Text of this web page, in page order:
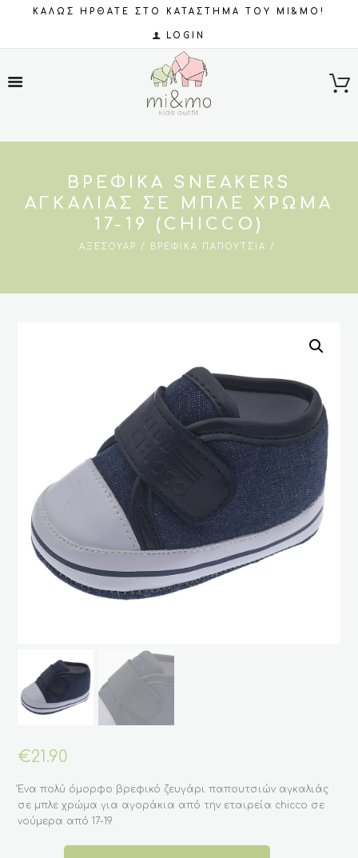
ΚΑΛΩΣ ΗΡΘΑΤΕ ΣΤΟ ΚΑΤΑΣΤΗΜΑ ΤΟΥ MI&MO!
LOGIN
ΒΡΕΦΙΚΆ SNEAKERS
ΑΓΚΑΛΙΆΣ ΣΕ ΜΠΛΕ ΧΡΏΜΑ
17-19 (CHICCO)
ΑΞΕΣΟΥΆΡ ΒΡΕΦΙΚΆ ΠΑΠΟΎΤΣΙΑ
€21.90
Ένα πολύ όμορφο βρεφικό ζευγάρι παπουτσιών αγκαλιάς
σε μπλε χρώμα για αγοράκια από την εταιρεία chicco σε
νούμερα από 17-19.